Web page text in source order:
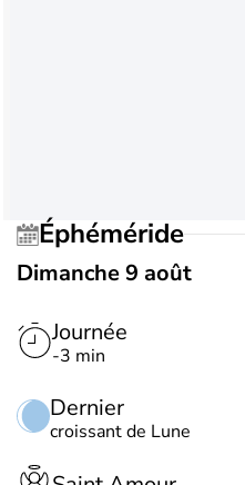
Éphéméride
Dimanche 9 août
Journée
-3 min
Dernier
croissant de Lune